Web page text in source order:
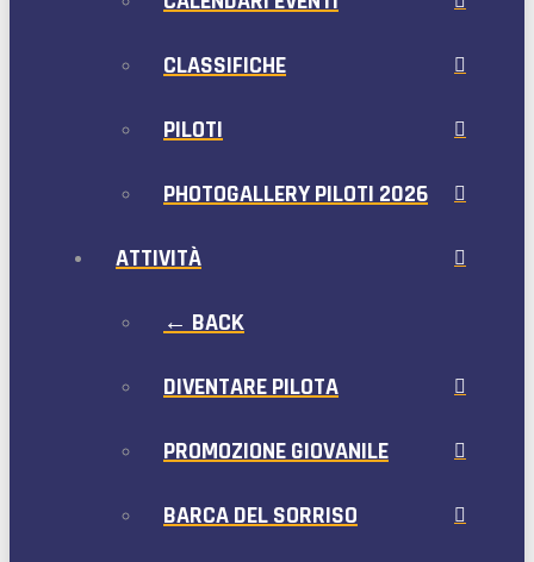
CLASSIFICHE
PILOTI
PHOTOGALLERY PILOTI 2026
ATTIVITÀ
← BACK
DIVENTARE PILOTA
PROMOZIONE GIOVANILE
BARCA DEL SORRISO